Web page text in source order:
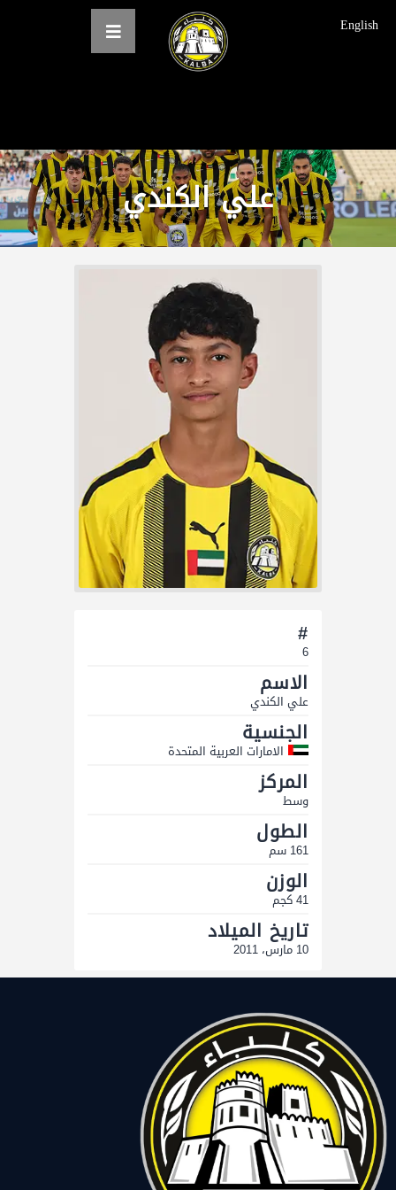
English
علي الكندي
الرئيسية
عن النادي
فرق النادي
الاخبار
المعرض
حجز التذاكر
#
6
الاسم
علي الكندي
الجنسية
الامارات العربية المتحدة
المركز
وسط
الطول
161 سم
الوزن
41 كجم
تاريخ الميلاد
10 مارس، 2011